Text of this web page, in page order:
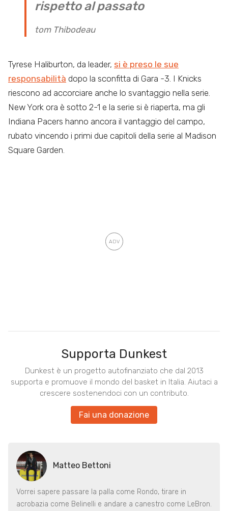
rispetto al passato
tom Thibodeau
Tyrese Haliburton, da leader, si è preso le sue
responsabilità dopo la sconfitta di Gara -3. I Knicks
riescono ad accorciare anche lo svantaggio nella serie.
New York ora è sotto 2-1 e la serie si è riaperta, ma gli
Indiana Pacers hanno ancora il vantaggio del campo,
rubato vincendo i primi due capitoli della serie al Madison
Square Garden.
Supporta Dunkest
Dunkest è un progetto autofinanziato che dal 2013
supporta e promuove il mondo del basket in Italia. Aiutaci a
crescere sostenendoci con un contributo.
Fai una donazione
Matteo Bettoni
Vorrei sapere passare la palla come Rondo, tirare in
acrobazia come Belinelli e andare a canestro come LeBron.